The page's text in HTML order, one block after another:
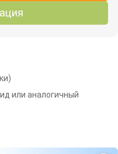
или аналогичный